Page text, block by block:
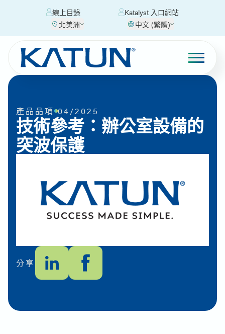
線上目錄
Katalyst 入口網站
北美洲
中文 (繁體)
產品品項 04/2025
技術參考：辦公室設備的
突波保護
分享